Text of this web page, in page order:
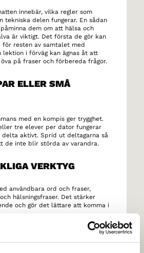
innebär, vilka regler som
tekniska delen fungerar. En sådan
dem om att hälsa och
är viktigt. Det första de gör kan
för resten av samtalet med
lektion i förväg kan ägnas åt att
på fraser och förbereda frågor.
ELLER SMÅ
med en kompis ger trygghet.
tre elever per dator fungerar
delta aktivt. Sprid ut deltagarna så
de inte blir störda av varandra.
VERKTYG
användbara ord och fraser,
hälsningsfraser. Det stärker
och gör det lättare att komma i